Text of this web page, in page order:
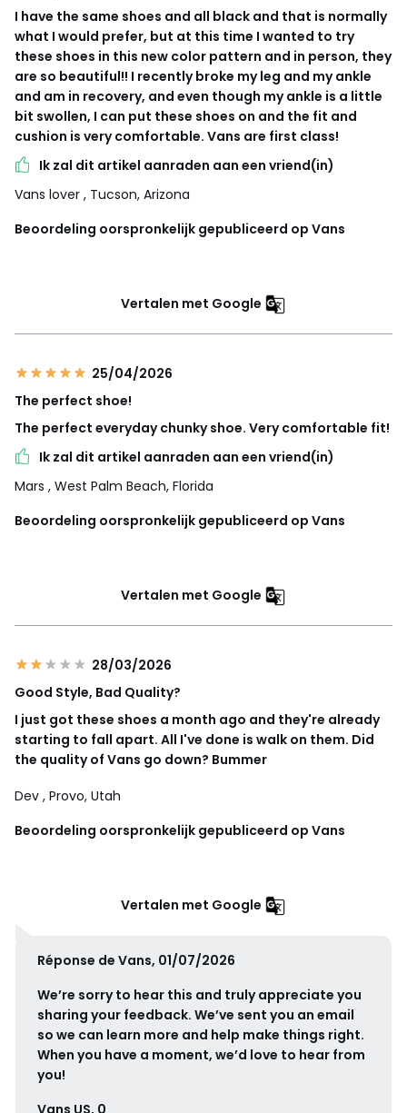
I have the same shoes and all black and that is normally
what I would prefer, but at this time I wanted to try
these shoes in this new color pattern and in person, they
are so beautiful!! I recently broke my leg and my ankle
and am in recovery, and even though my ankle is a little
bit swollen, I can put these shoes on and the fit and
cushion is very comfortable. Vans are first class!
Ik zal dit artikel aanraden aan een vriend(in)
Vans lover , Tucson, Arizona
Beoordeling oorspronkelijk gepubliceerd op Vans
Vertalen met Google
25/04/2026
The perfect shoe!
The perfect everyday chunky shoe. Very comfortable fit!
Ik zal dit artikel aanraden aan een vriend(in)
Mars , West Palm Beach, Florida
Beoordeling oorspronkelijk gepubliceerd op Vans
Vertalen met Google
28/03/2026
Good Style, Bad Quality?
I just got these shoes a month ago and they're already
starting to fall apart. All I've done is walk on them. Did
the quality of Vans go down? Bummer
Dev , Provo, Utah
Beoordeling oorspronkelijk gepubliceerd op Vans
Vertalen met Google
Réponse de Vans, 01/07/2026
We’re sorry to hear this and truly appreciate you
sharing your feedback. We’ve sent you an email
so we can learn more and help make things right.
When you have a moment, we’d love to hear from
you!
Vans US, 0